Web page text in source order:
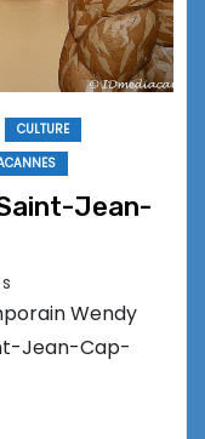
CULTURE
Jean-
Wendy
Jean-Cap-